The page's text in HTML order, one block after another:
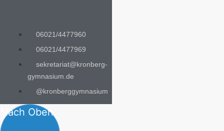
06021/4477960
06021/4477969
sekretariat@kronberg-
gymnasium.de
@kronberggymnasium
Nach Oben